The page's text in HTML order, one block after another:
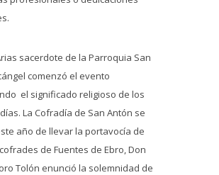
sacerdote de la Parroquia San
comenzó el evento
el significado religioso de los
La Cofradía de San Antón se
año de llevar la portavocía de
de Fuentes de Ebro, Don
Tolón enunció la solemnidad de